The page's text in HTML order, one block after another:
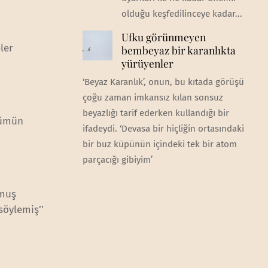
olduğu keşfedilinceye kadar...
Ufku görünmeyen
bembeyaz bir karanlıkta
yürüyenler
‘Beyaz Karanlık’, onun, bu kıtada görüşü
çoğu zaman imkansız kılan sonsuz
beyazlığı tarif ederken kullandığı bir
ifadeydi. ‘Devasa bir hiçliğin ortasındaki
bir buz küpünün içindeki tek bir atom
parçacığı gibiyim’